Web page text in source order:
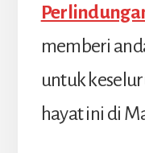
memberi
untuk
hayat ini di